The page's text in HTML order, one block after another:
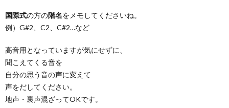
国際式の方の階名をメモしてくださいね。
例）G#2、C2、C#2…など
高音用となっていますが気にせずに、
聞こえてくる音を
自分の思う音の声に変えて
声をだしてください。
地声・裏声混ざってOKです。